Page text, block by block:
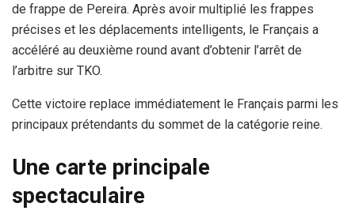
de frappe de Pereira. Après avoir multiplié les frappes
précises et les déplacements intelligents, le Français a
accéléré au deuxième round avant d’obtenir l’arrêt de
l’arbitre sur TKO.
Cette victoire replace immédiatement le Français parmi les
principaux prétendants du sommet de la catégorie reine.
Une carte principale
spectaculaire